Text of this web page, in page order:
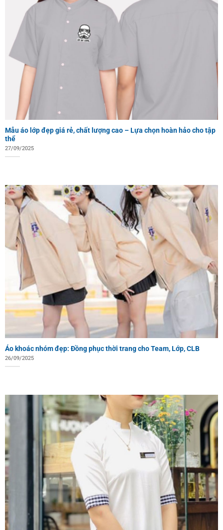
Mẫu áo lớp đẹp giá rẻ, chất lượng cao – Lựa chọn hoàn hảo cho tập
thể
27/09/2025
Áo khoác nhóm đẹp: Đồng phục thời trang cho Team, Lớp, CLB
26/09/2025